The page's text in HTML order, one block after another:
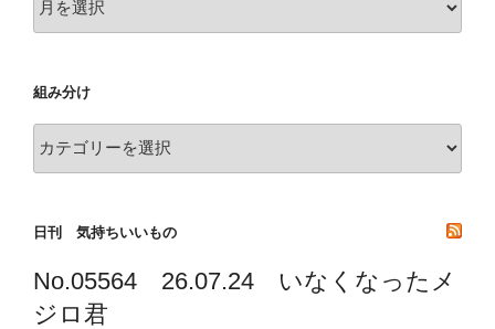
去
録
組み分け
み
日刊 気持ちいいもの
No.05564 26.07.24 いなくなったメ
ジロ君